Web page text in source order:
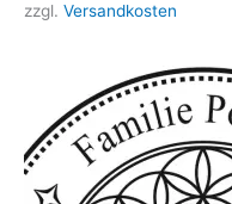
zzgl. Versandkosten